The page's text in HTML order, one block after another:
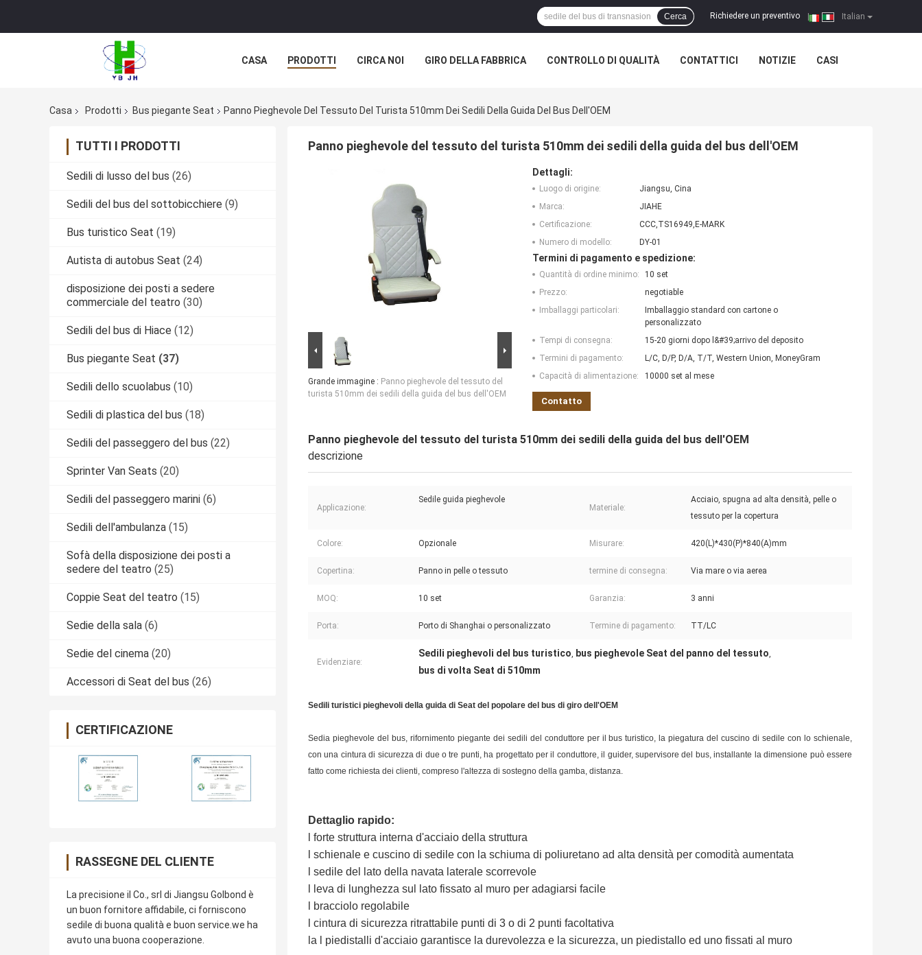
Italian
Richiedere un preventivo |
Cerca
CASA PRODOTTI CIRCA NOI GIRO DELLA FABBRICA CONTROLLO DI QUALITÀ CONTATTICI NOTIZIE CASI
Casa Prodotti Bus piegante Seat Panno Pieghevole Del Tessuto Del Turista 510mm Dei Sedili Della Guida Del Bus Dell'OEM
TUTTI I PRODOTTI
Sedili di lusso del bus (26)
Sedili del bus del sottobicchiere (9)
Bus turistico Seat (19)
Autista di autobus Seat (24)
disposizione dei posti a sedere
commerciale del teatro (30)
Sedili del bus di Hiace (12)
Bus piegante Seat (37)
Sedili dello scuolabus (10)
Sedili di plastica del bus (18)
Sedili del passeggero del bus (22)
Sprinter Van Seats (20)
Sedili del passeggero marini (6)
Sedili dell'ambulanza (15)
Sofà della disposizione dei posti a
sedere del teatro (25)
Coppie Seat del teatro (15)
Sedie della sala (6)
Sedie del cinema (20)
Accessori di Seat del bus (26)
CERTIFICAZIONE
RASSEGNE DEL CLIENTE
La precisione il Co., srl di Jiangsu Golbond è
un buon fornitore affidabile, ci forniscono
sedile di buona qualità e buon service.we ha
avuto una buona cooperazione.
Panno pieghevole del tessuto del turista 510mm dei sedili della guida del bus dell'OEM
Grande immagine : Panno pieghevole del tessuto del
turista 510mm dei sedili della guida del bus dell'OEM
Dettagli:
Luogo di origine:
Jiangsu, Cina
Marca:
JIAHE
Certificazione:
CCC,TS16949,E-MARK
Numero di modello:
DY-01
Termini di pagamento e spedizione:
Quantità di ordine minimo:
10 set
Prezzo:
negotiable
Imballaggi particolari:
Imballaggio standard con cartone o
personalizzato
Tempi di consegna:
15-20 giorni dopo l&#39;arrivo del deposito
Termini di pagamento:
L/C, D/P, D/A, T/T, Western Union, MoneyGram
Capacità di alimentazione:
10000 set al mese
Contatto
Panno pieghevole del tessuto del turista 510mm dei sedili della guida del bus dell'OEM
descrizione
Applicazione:
Sedile guida pieghevole
Materiale:
Acciaio, spugna ad alta densità, pelle o
tessuto per la copertura
Colore: Opzionale Misurare: 420(L)*430(P)*840(A)mm
Copertina: Panno in pelle o tessuto termine di consegna: Via mare o via aerea
MOQ: 10 set Garanzia: 3 anni
Porta: Porto di Shanghai o personalizzato Termine di pagamento: TT/LC
Evidenziare:
Sedili pieghevoli del bus turistico, bus pieghevole Seat del panno del tessuto,
bus di volta Seat di 510mm
Sedili turistici pieghevoli della guida di Seat del popolare del bus di giro dell'OEM
Sedia pieghevole del bus, rifornimento piegante dei sedili del conduttore per il bus turistico, la piegatura del cuscino di sedile con lo schienale,
con una cintura di sicurezza di due o tre punti, ha progettato per il conduttore, il guider, supervisore del bus, installante la dimensione può essere
fatto come richiesta dei clienti, compreso l'altezza di sostegno della gamba, distanza.
Dettaglio rapido:
l forte struttura interna d'acciaio della struttura
l schienale e cuscino di sedile con la schiuma di poliuretano ad alta densità per comodità aumentata
l sedile del lato della navata laterale scorrevole
l leva di lunghezza sul lato fissato al muro per adagiarsi facile
l bracciolo regolabile
l cintura di sicurezza ritrattabile punti di 3 o di 2 punti facoltativa
la l piedistalli d'acciaio garantisce la durevolezza e la sicurezza, un piedistallo ed uno fissati al muro